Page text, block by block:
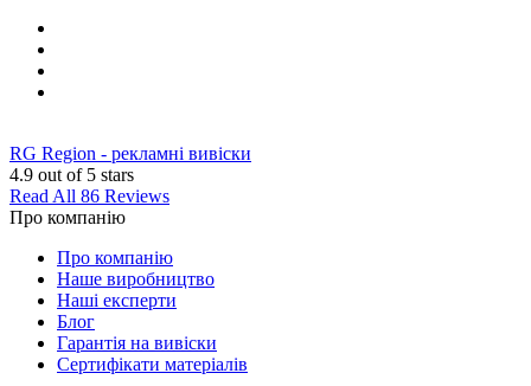
RG Region - рекламні вивіски
4.9 out of 5 stars
Read All 86 Reviews
Про компанію
Про компанію
Наше виробництво
Наші експерти
Блог
Гарантія на вивіски
Сертифікати матеріалів